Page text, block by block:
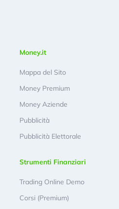
Money.it
Mappa del Sito
Money Premium
Money Aziende
Pubblicità
Pubblicità Elettorale
Strumenti Finanziari
Trading Online Demo
Corsi (Premium)